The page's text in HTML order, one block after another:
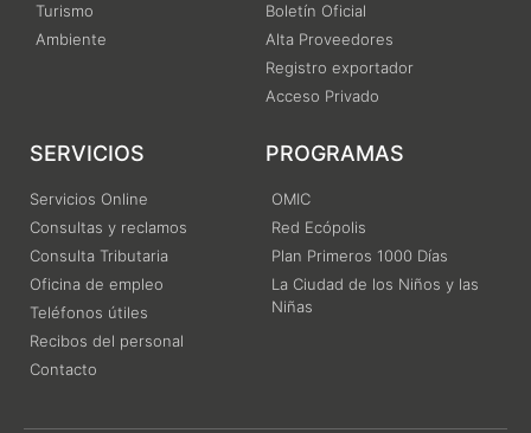
Turismo
Ambiente
Boletín Oficial
Alta Proveedores
Registro exportador
Acceso Privado
SERVICIOS
Servicios Online
Consultas y reclamos
Consulta Tributaria
Oficina de empleo
Teléfonos útiles
Recibos del personal
Contacto
PROGRAMAS
OMIC
Red Ecópolis
Plan Primeros 1000 Días
La Ciudad de los Niños y las
Niñas